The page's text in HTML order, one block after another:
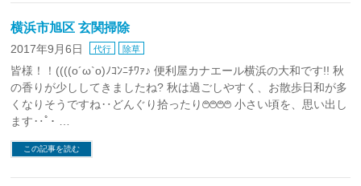
横浜市旭区 玄関掃除
2017年9月6日 代行 除草
皆様！！((((o´ω`o)ﾉｺﾝﾆﾁﾜｧ♪ 便利屋カナエール横浜の大和です!! 秋
の香りが少ししてきましたね? 秋は過ごしやすく、お散歩日和が多
くなりそうですね‥どんぐり拾ったり࿉࿉࿉࿉ 小さい頃を、思い出し
ます‥ﾟ･ …
この記事を読む